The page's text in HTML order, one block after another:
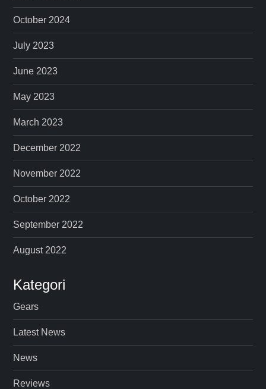
October 2024
July 2023
June 2023
May 2023
March 2023
December 2022
November 2022
October 2022
September 2022
August 2022
Kategori
Gears
Latest News
News
Reviews